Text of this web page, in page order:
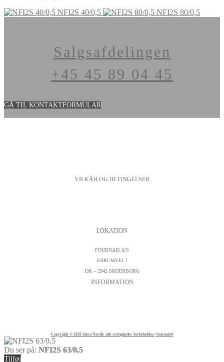
NFI2S 40/0,5
NFI2S 80/0,5
Salgsafdelingen
+45 45 89 04 45
GÅ TIL KONTAKTFORMULAR
VILKÅR OG BETINGELSER
LOKATION
FOURNAIS A/S
ENRUMVEJ 7
DK – 2942 SKODSBORG
INFORMATION
Copyright © 2026 Iskra Nordic alle rettigheder forbeholdes | fournais®
Du ser på: NFI2S 63/0,5
Tilføj